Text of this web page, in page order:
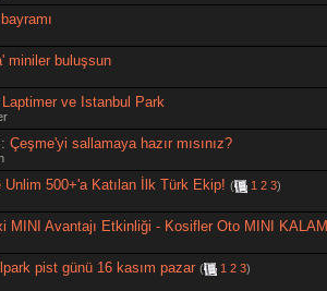
miniler buluşsun
Laptimer ve Istanbul Park
Çeşme'yi sallamaya hazır mısınız?
Unlim 500+'a Katılan İlk Türk Ekip! ( 1 2 3)
MINI Avantajı Etkinliği - Kosifler Oto MINI
pist günü 16 kasım pazar ( 1 2 3)